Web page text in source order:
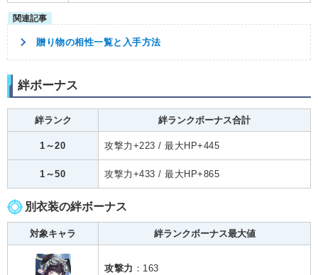
贈り物の相性一覧と入手方法
絆ボーナス
絆ランク 絆ランクボーナス合計
1～20 攻撃力+223 / 最大HP+445
1～50 攻撃力+433 / 最大HP+865
別衣装の絆ボーナス
対象キャラ 絆ランクボーナス最大値
攻撃力 ：163